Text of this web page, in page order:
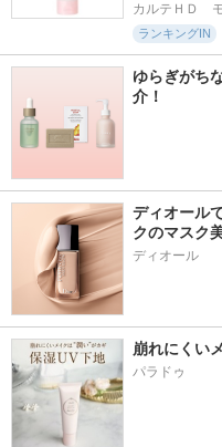
カルテＨＤ　
ランキングIN
ゆらぎがち
介！
ディオール
クのマスク
ディオール
崩れにくい
パラドゥ